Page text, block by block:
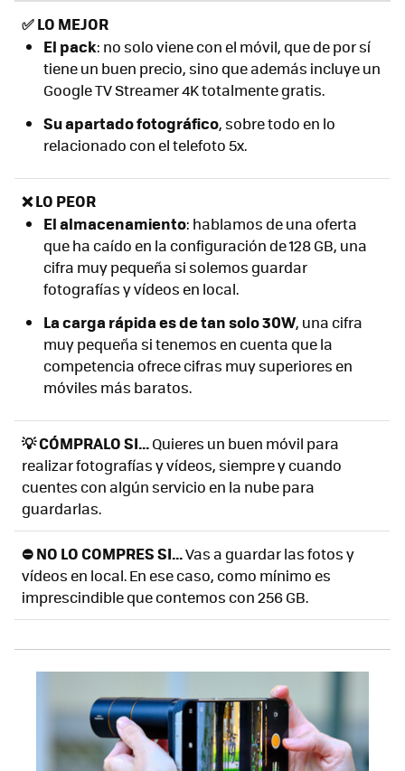
✅LO MEJOR
El pack: no solo viene con el móvil, que de por sí
tiene un buen precio, sino que además incluye un
Google TV Streamer 4K totalmente gratis.
Su apartado fotográfico, sobre todo en lo
relacionado con el telefoto 5x.
❌ LO PEOR
El almacenamiento: hablamos de una oferta
que ha caído en la configuración de 128 GB, una
cifra muy pequeña si solemos guardar
fotografías y vídeos en local.
La carga rápida es de tan solo 30W, una cifra
muy pequeña si tenemos en cuenta que la
competencia ofrece cifras muy superiores en
móviles más baratos.
💡 CÓMPRALO SI...Quieres un buen móvil para
realizar fotografías y vídeos, siempre y cuando
cuentes con algún servicio en la nube para
guardarlas.
⛔ NO LO COMPRES SI...Vas a guardar las fotos y
vídeos en local. En ese caso, como mínimo es
imprescindible que contemos con 256 GB.